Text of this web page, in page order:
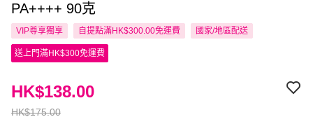
PA++++ 90克
VIP尊享獨享 自提點滿HK$300.00免運費 國家/地區配送
送上門滿HK$300免運費
HK$175.00
HK$138.00